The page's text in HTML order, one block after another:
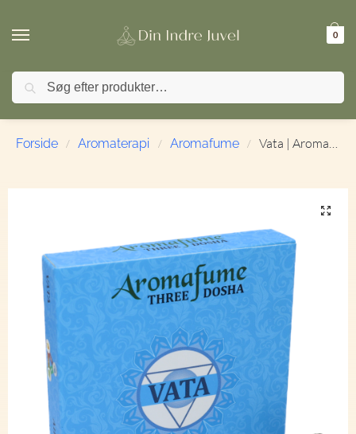
0
🚚 FRI FRAGT ved køb over 499,- | ⭐ TrustPilot 4,9 / 5
Forside / Aromaterapi / Aromafume / Vata | Aromafume | Ayurveda | 9 Briketter